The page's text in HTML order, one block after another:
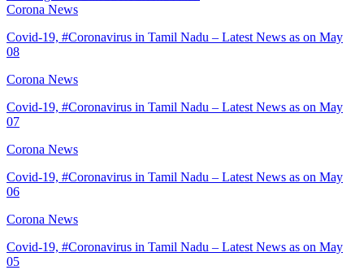
Corona News
Covid-19, #Coronavirus in Tamil Nadu – Latest News as on May
08
Corona News
Covid-19, #Coronavirus in Tamil Nadu – Latest News as on May
07
Corona News
Covid-19, #Coronavirus in Tamil Nadu – Latest News as on May
06
Corona News
Covid-19, #Coronavirus in Tamil Nadu – Latest News as on May
05